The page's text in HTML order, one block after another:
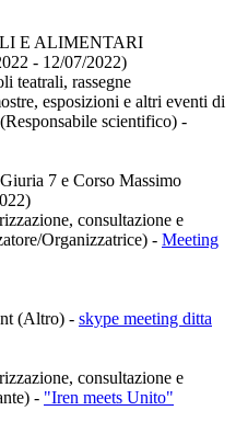
E ALIMENTARI
- 12/07/2022)
teatrali, rassegne
esposizioni e altri eventi di
scientifico) -
7 e Corso Massimo
consultazione e
Organizzatrice) - Meeting
(Altro) - skype meeting ditta
consultazione e
- "Iren meets Unito"